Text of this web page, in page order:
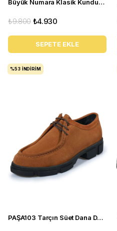
Büyük Numara Klasik Kundura - NV1088 Koyu Lacivert
₺4.930
₺9.800
SEPETE EKLE
PAŞA103 Tarçın Süet Dana Derisi Esnek rahagt Termo Taban Rahat Geniş Konforlu Taban. ÖZEL Seri.
%53 İNDIRIM